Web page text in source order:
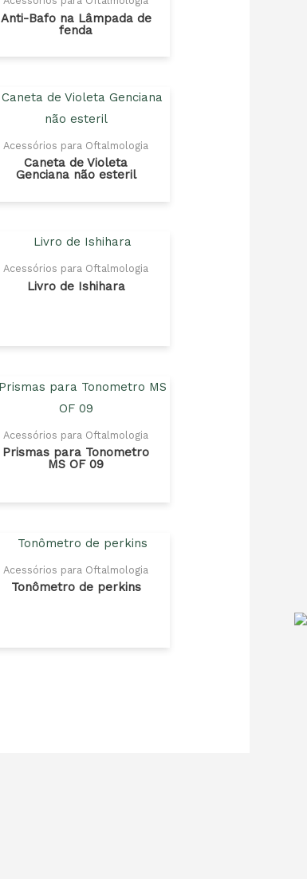
Anti-Bafo na Lâmpada de
fenda
Acessórios para Oftalmologia
Caneta de Violeta
Genciana não esteril
Acessórios para Oftalmologia
Livro de Ishihara
Acessórios para Oftalmologia
Prismas para Tonometro
MS OF 09
Acessórios para Oftalmologia
Tonômetro de perkins